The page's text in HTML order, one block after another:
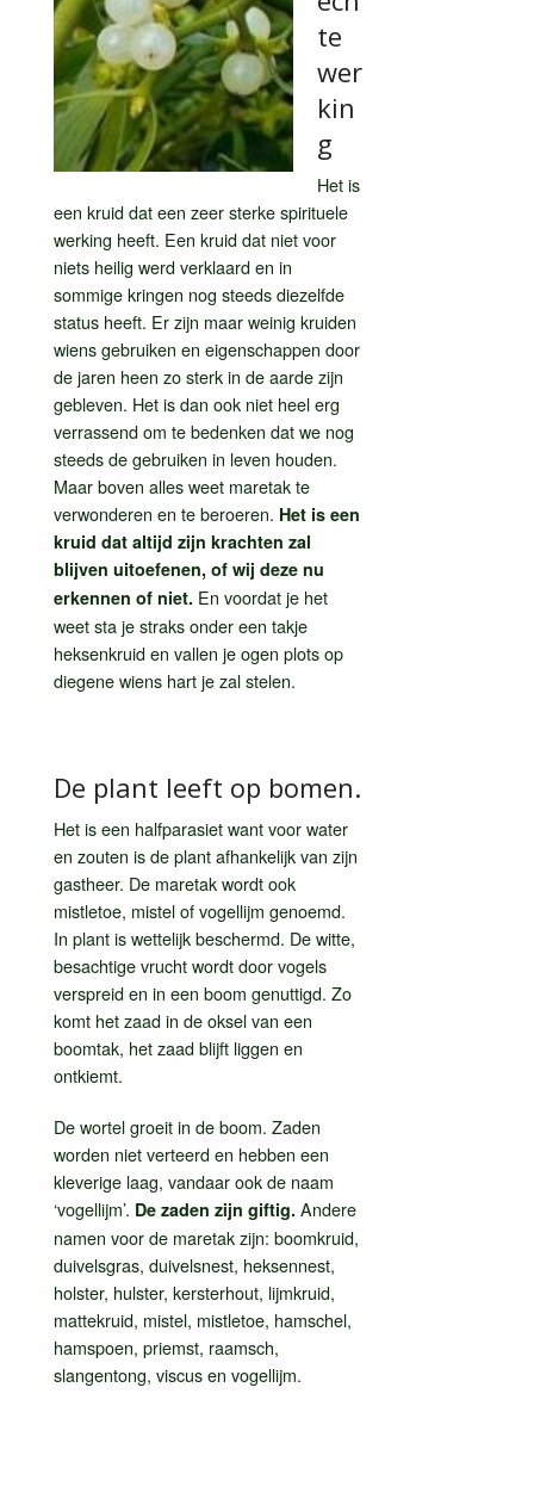
te
wer
kin
g
Het is
een kruid dat een zeer sterke spirituele
werking heeft. Een kruid dat niet voor
niets heilig werd verklaard en in
sommige kringen nog steeds diezelfde
status heeft. Er zijn maar weinig kruiden
wiens gebruiken en eigenschappen door
de jaren heen zo sterk in de aarde zijn
gebleven. Het is dan ook niet heel erg
verrassend om te bedenken dat we nog
steeds de gebruiken in leven houden.
Maar boven alles weet maretak te
verwonderen en te beroeren. Het is een
kruid dat altijd zijn krachten zal
blijven uitoefenen, of wij deze nu
erkennen of niet. En voordat je het
weet sta je straks onder een takje
heksenkruid en vallen je ogen plots op
diegene wiens hart je zal stelen.
De plant leeft op bomen.
Het is een halfparasiet want voor water
en zouten is de plant afhankelijk van zijn
gastheer. De maretak wordt ook
mistletoe, mistel of vogellijm genoemd.
In plant is wettelijk beschermd. De witte,
besachtige vrucht wordt door vogels
verspreid en in een boom genuttigd. Zo
komt het zaad in de oksel van een
boomtak, het zaad blijft liggen en
ontkiemt.
De wortel groeit in de boom. Zaden
worden niet verteerd en hebben een
kleverige laag, vandaar ook de naam
‘vogellijm’. De zaden zijn giftig. Andere
namen voor de maretak zijn: boomkruid,
duivelsgras, duivelsnest, heksennest,
holster, hulster, kersterhout, lijmkruid,
mattekruid, mistel, mistletoe, hamschel,
hamspoen, priemst, raamsch,
slangentong, viscus en vogellijm.